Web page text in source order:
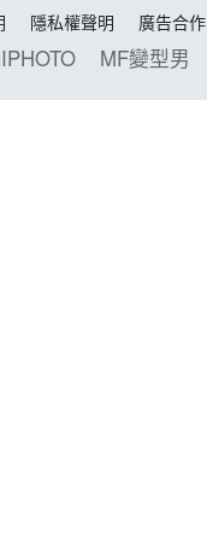
隱私權聲明 廣告合作
MF變型男